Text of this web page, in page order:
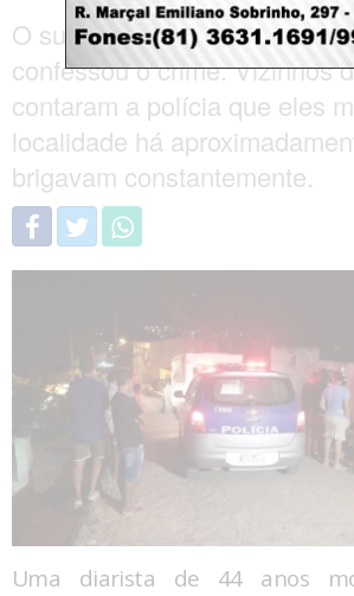
O suspeito, de 33 anos, foi
confessou o crime. Vizinhos
contaram a polícia que eles
localidade há
brigavam constantemente.
Uma diarista de 44 anos